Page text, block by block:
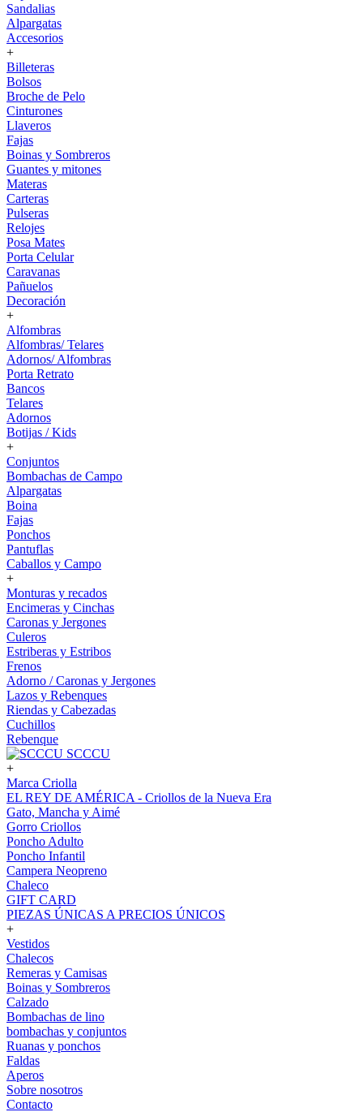
Sandalias
Alpargatas
Accesorios
+
Billeteras
Bolsos
Broche de Pelo
Cinturones
Llaveros
Fajas
Boinas y Sombreros
Guantes y mitones
Materas
Carteras
Pulseras
Relojes
Posa Mates
Porta Celular
Caravanas
Pañuelos
Decoración
+
Alfombras
Alfombras/ Telares
Adornos/ Alfombras
Porta Retrato
Bancos
Telares
Adornos
Botijas / Kids
+
Conjuntos
Bombachas de Campo
Alpargatas
Boina
Fajas
Ponchos
Pantuflas
Caballos y Campo
+
Monturas y recados
Encimeras y Cinchas
Caronas y Jergones
Culeros
Estriberas y Estribos
Frenos
Adorno / Caronas y Jergones
Lazos y Rebenques
Riendas y Cabezadas
Cuchillos
Rebenque
SCCCU
+
Marca Criolla
EL REY DE AMÉRICA - Criollos de la Nueva Era
Gato, Mancha y Aimé
Gorro Criollos
Poncho Adulto
Poncho Infantil
Campera Neopreno
Chaleco
GIFT CARD
PIEZAS ÚNICAS A PRECIOS ÚNICOS
+
Vestidos
Chalecos
Remeras y Camisas
Boinas y Sombreros
Calzado
Bombachas de lino
bombachas y conjuntos
Ruanas y ponchos
Faldas
Aperos
Sobre nosotros
Contacto